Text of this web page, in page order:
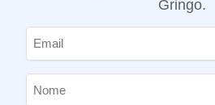
Gringo.